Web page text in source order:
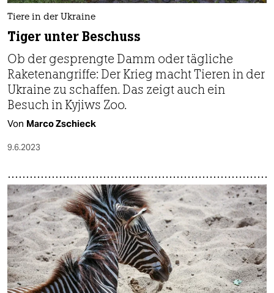
Tiere in der Ukraine
Tiger unter Beschuss
Ob der gesprengte Damm oder tägliche
Raketenangriffe: Der Krieg macht Tieren in der
Ukraine zu schaffen. Das zeigt auch ein
Besuch in Kyjiws Zoo.
Von Marco Zschieck
9.6.2023